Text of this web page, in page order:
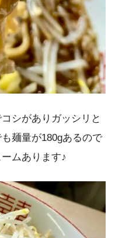
シがありガッシリと
麺量が180gあるので
ムあります♪